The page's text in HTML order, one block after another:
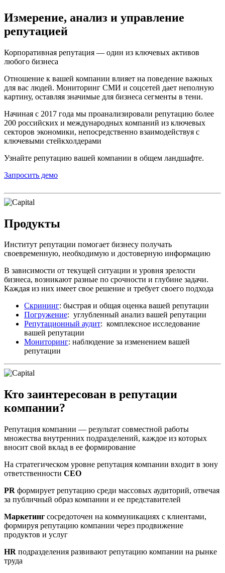
Измерение, анализ и управление
репутацией
Корпоративная репутация — один из ключевых активов
любого бизнеса
Отношение к вашей компании влияет на поведение важных
для вас людей. Мониторинг СМИ и соцсетей дает неполную
картину, оставляя значимые для бизнеса сегменты в тени.
Начиная с 2017 года мы проанализировали репутацию более
200 российских и международных компаний из ключевых
секторов экономики, непосредственно взаимодействуя с
ключевыми стейкхолдерами
Узнайте репутацию вашей компании в общем ландшафте.
Запросить демо
Продукты
Институт репутации помогает бизнесу получать
своевременную, необходимую и достоверную информацию
В зависимости от текущей ситуации и уровня зрелости
бизнеса, возникают разные по срочности и глубине задачи.
Каждая из них имеет свое решение и требует своего подхода
Скрининг: быстрая и общая оценка вашей репутации
Погружение: углубленный анализ вашей репутации
Репутационный аудит: комплексное исследование
вашей репутации
Мониторинг: наблюдение за изменением вашей
репутации
Кто заинтересован в репутации
компании?
Репутация компании — результат совместной работы
множества внутренних подразделений, каждое из которых
вносит свой вклад в ее формирование
На стратегическом уровне репутация компании входит в зону
ответственности CEO
PR формирует репутацию среди массовых аудиторий, отвечая
за публичный образ компании и ее представителей
Маркетинг сосредоточен на коммуникациях с клиентами,
формируя репутацию компании через продвижение
продуктов и услуг
HR подразделения развивают репутацию компании на рынке
труда